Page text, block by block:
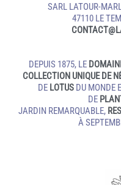
SARL LATOUR-
47110 LE
DEPUIS 1875, LE
COLLECTION UNIQUE DE
DE LOTUSDU MONDE
DE
JARDIN REMARQUABLE,
À